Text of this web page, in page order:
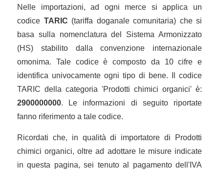
Nelle importazioni, ad ogni merce si applica un
codice TARIC (tariffa doganale comunitaria) che si
basa sulla nomenclatura del Sistema Armonizzato
(HS) stabilito dalla convenzione internazionale
omonima. Tale codice è composto da 10 cifre e
identifica univocamente ogni tipo di bene. Il codice
TARIC della categoria 'Prodotti chimici organici' è:
2900000000. Le informazioni di seguito riportate
fanno riferimento a tale codice.
Ricordati che, in qualità di importatore di Prodotti
chimici organici, oltre ad adottare le misure indicate
in questa pagina, sei tenuto al pagamento dell'IVA